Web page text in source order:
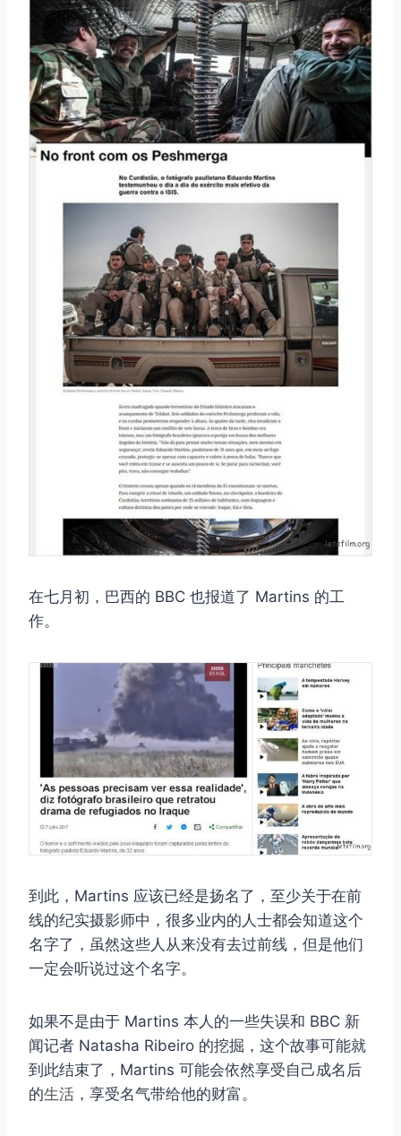
在七月初，巴西的 BBC 也报道了 Martins 的工
作。
到此，Martins 应该已经是扬名了，至少关于在前
线的纪实摄影师中，很多业内的人士都会知道这个
名字了，虽然这些人从来没有去过前线，但是他们
一定会听说过这个名字。
如果不是由于 Martins 本人的一些失误和 BBC 新
闻记者 Natasha Ribeiro 的挖掘，这个故事可能就
到此结束了，Martins 可能会依然享受自己成名后
的生活 ，享受名气带给他的财富。